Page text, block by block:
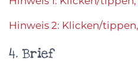
Hinweis 2: Klicken/
4. Brief